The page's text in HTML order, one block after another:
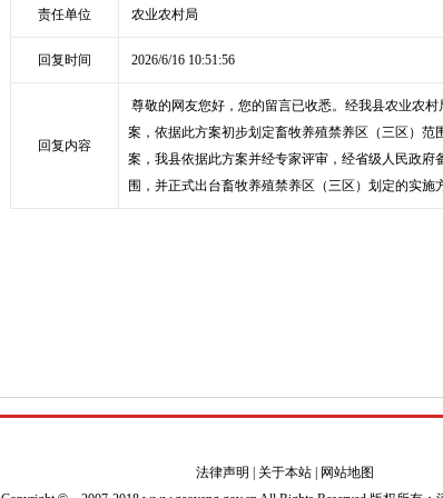
责任单位 农业农村局
回复时间 2026/6/16 10:51:56
回复内容
尊敬的网友您好，您的留言已收悉。经我县农业农
案，依据此方案初步划定畜牧养殖禁养区（三区）
案，我县依据此方案并经专家评审，经省级人民政府
围，并正式出台畜牧养殖禁养区（三区）划定的实施
法律声明 关于本站
网站地图